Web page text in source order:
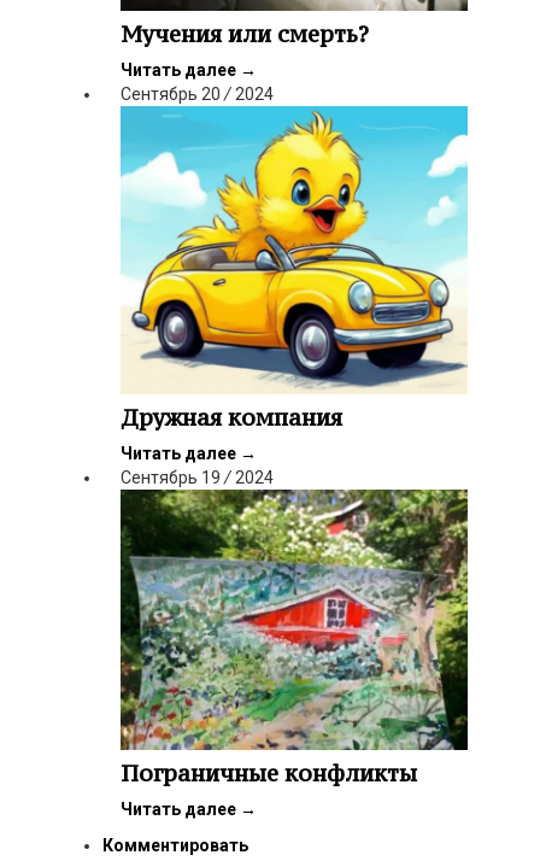
Мучения или смерть?
Читать далее →
Сентябрь 20 / 2024
Дружная компания
Читать далее →
Сентябрь 19 / 2024
Пограничные конфликты
Читать далее →
Комментировать